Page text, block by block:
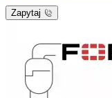
Zapytaj